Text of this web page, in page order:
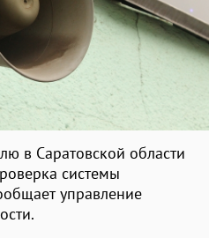
в Саратовской области
системы
управление